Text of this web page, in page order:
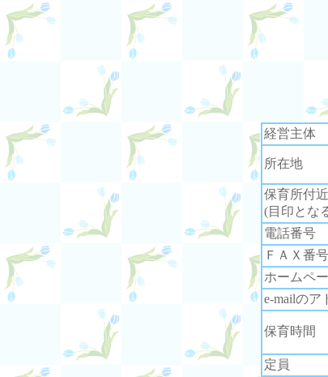
経営主体
所在地
保育所付
(目印とな
電話番号
ＦＡＸ番号
ホームペ
e-mailのア
保育時間
定員